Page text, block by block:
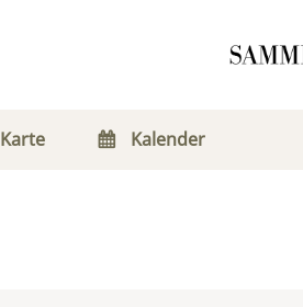
Karte Kalender